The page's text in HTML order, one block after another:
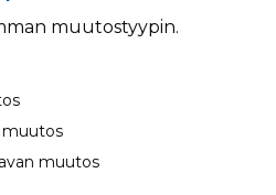
muutostyypin.
muutos
muutos